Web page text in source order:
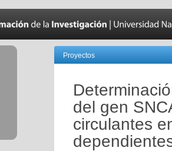
Proyectos
del gen
circulantes